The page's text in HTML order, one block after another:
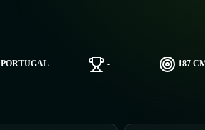
PORTUGAL - 187